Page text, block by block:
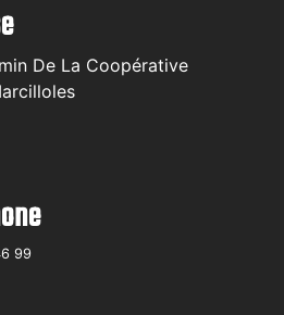
De La Coopérative
99